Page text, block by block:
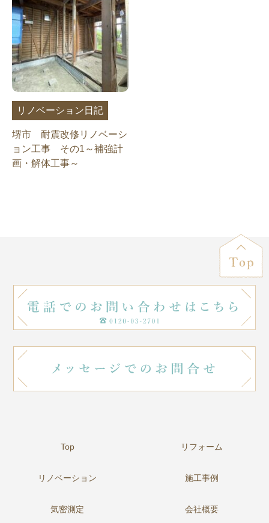
リノベーション日記
堺市 耐震改修リノベーシ
ョン工事 その1～補強計
画・解体工事～
Top リフォーム
リノベーション 施工事例
気密測定 会社概要